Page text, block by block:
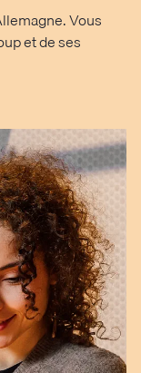
Vous
et de ses